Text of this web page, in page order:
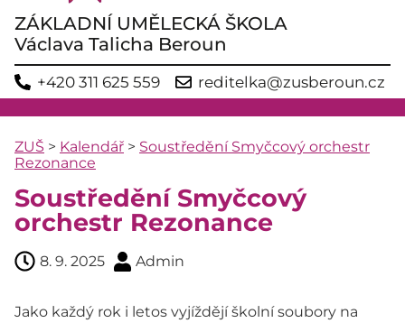
ZÁKLADNÍ UMĚLECKÁ ŠKOLA
Václava Talicha Beroun
+420 311 625 559 reditelka@zusberoun.cz
ZUŠ > Kalendář > Soustředění Smyčcový orchestr
Rezonance
Soustředění Smyčcový
orchestr Rezonance
8. 9. 2025 Admin
Jako každý rok i letos vyjíždějí školní soubory na